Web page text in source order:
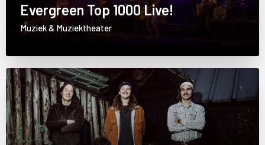
Evergreen Top 1000 Live!
Muziek & Muziektheater